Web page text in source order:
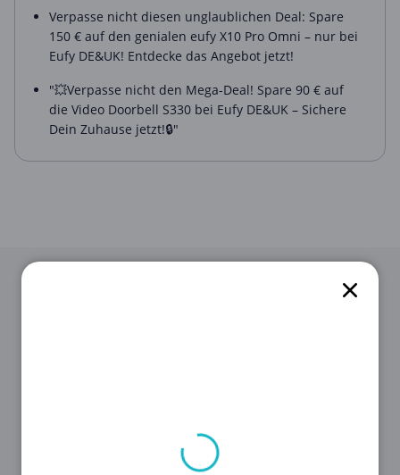
Verpasse nicht diesen unglaublichen Deal: Spare
150 € auf den genialen eufy X10 Pro Omni – nur bei
Eufy DE&UK! Entdecke das Angebot jetzt!
"💥Verpasse nicht den Mega-Deal! Spare 90 € auf
die Video Doorbell S330 bei Eufy DE&UK – Sichere
Dein Zuhause jetzt!🔒"